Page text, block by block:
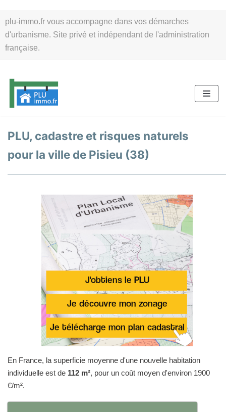
plu-immo.fr vous accompagne dans vos démarches
d'urbanisme. Site privé et indépendant de l'administration
française.
au
contenu
PLU, cadastre et risques naturels
pour la ville de Pisieu (38)
En France, la superficie moyenne d'une nouvelle habitation
individuelle est de 112 m², pour un coût moyen d'environ 1900
€/m².